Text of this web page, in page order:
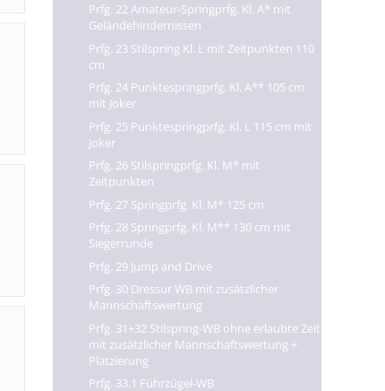
Prfg. 22 Amateur-Springprfg. Kl. A* mit
Geländehindernissen
Prfg. 23 Stilspring Kl. L mit Zeitpunkten 110
cm
Prfg. 24 Punktespringprfg. Kl. A** 105 cm
mit Joker
Prfg. 25 Punktespringprfg. Kl. L 115 cm mit
Joker
Prfg. 26 Stilspringprfg. Kl. M* mit
Zeitpunkten
Prfg. 27 Springprfg. Kl. M* 125 cm
Prfg. 28 Springprfg. Kl. M** 130 cm mit
Siegerrunde
Prfg. 29 Jump and Drive
Prfg. 30 Dressur WB mit zusätzlicher
Mannschaftswertung
Prfg. 31+32 Stilspring-WB ohne erlaubte Zeit
mit zusätzlicher Mannschaftswertung +
Platzierung
Prfg. 33.1 Führzügel-WB